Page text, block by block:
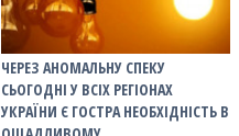
ЧЕРЕЗ АНОМАЛЬНУ СПЕКУ
СЬОГОДНІ У ВСІХ РЕГІОНАХ
УКРАЇНИ Є ГОСТРА НЕОБХІДНІСТЬ В